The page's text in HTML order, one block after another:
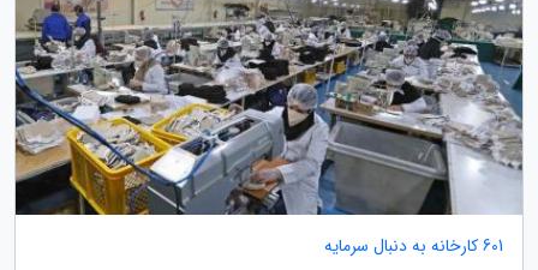
601 کارخانه به دنبال سرمایه